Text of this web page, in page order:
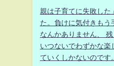
親は子育てに失敗した
た。負けに気付きもう
なんかありません、
いつないでわずかな楽
ていくしかないのです